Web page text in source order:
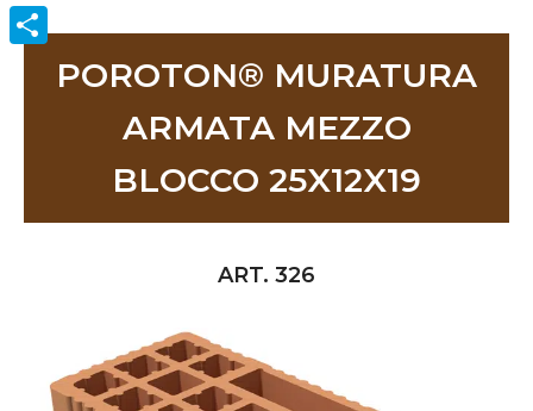
POROTON® MURATURA
ARMATA MEZZO
BLOCCO 25X12X19
ART. 326
Print
ConVisivodi